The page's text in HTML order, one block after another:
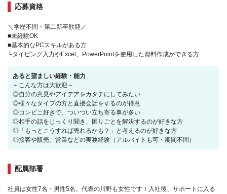
応募資格
＼学歴不問・第二新卒歓迎／
■未経験OK
■基本的なPCスキルがある方
└タイピング入力やExcel、PowerPointを使用した資料作成ができる方
あると望ましい経験・能力
～こんな方は大歓迎～
◎自分の意見やアイデアをカタチにしてみたい
◎様々なタイプの方と直接会話をするのが得意
◎コンビニ好きで、ついつい立ち寄る事が多い
◎相手の話をじっくり聞き、困りごとを解決するのが好きな方
◎「もっとこうすれば売れるかも？」と考えるのが好きな方
◎接客や販売、営業などの実務経験（アルバイトも可・期間不問）
配属部署
社員は女性7名・男性5名。代表の川野も女性です！入社後、サポートに入る